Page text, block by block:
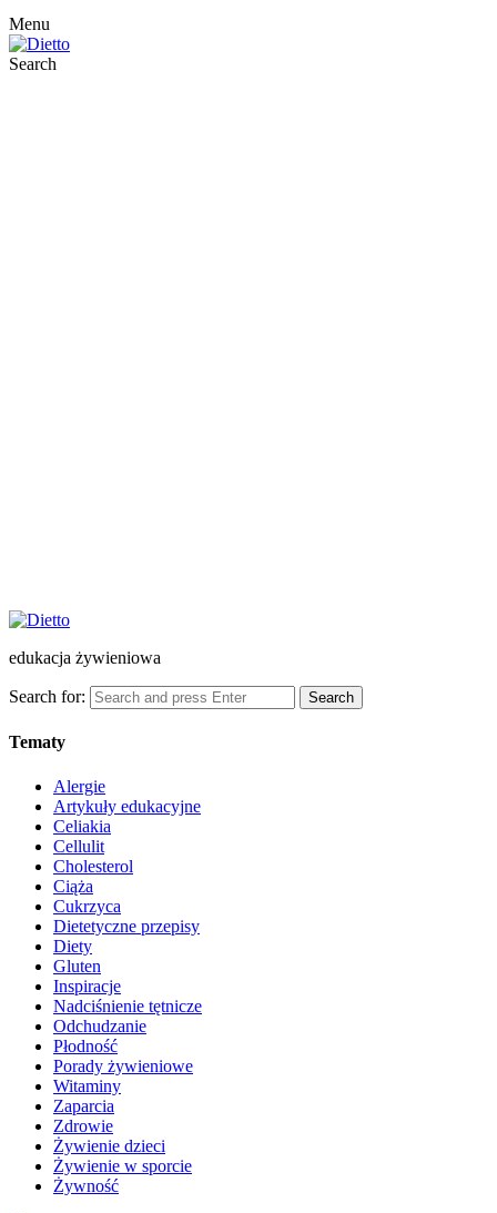
Menu
Search
edukacja żywieniowa
Search for: Search
Tematy
Alergie
Artykuły edukacyjne
Celiakia
Cellulit
Cholesterol
Ciąża
Cukrzyca
Dietetyczne przepisy
Diety
Gluten
Inspiracje
Nadciśnienie tętnicze
Odchudzanie
Płodność
Porady żywieniowe
Witaminy
Zaparcia
Zdrowie
Żywienie dzieci
Żywienie w sporcie
Żywność